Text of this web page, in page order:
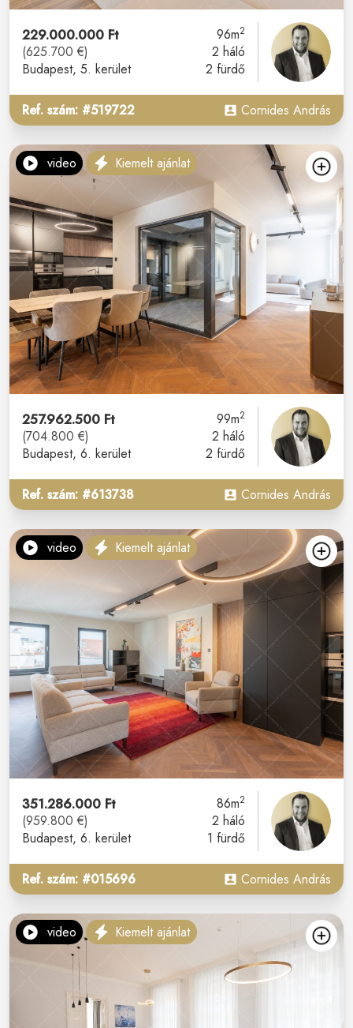
229.000.000 Ft
(625.700 €)
Budapest, 5. kerület
96m2
2 háló
2 fürdő
Ref. szám: #519722 Cornides András
video Kiemelt ajánlat
257.962.500 Ft
(704.800 €)
Budapest, 6. kerület
99m2
2 háló
2 fürdő
Ref. szám: #613738 Cornides András
video Kiemelt ajánlat
351.286.000 Ft
(959.800 €)
Budapest, 6. kerület
86m2
2 háló
1 fürdő
Ref. szám: #015696 Cornides András
video Kiemelt ajánlat